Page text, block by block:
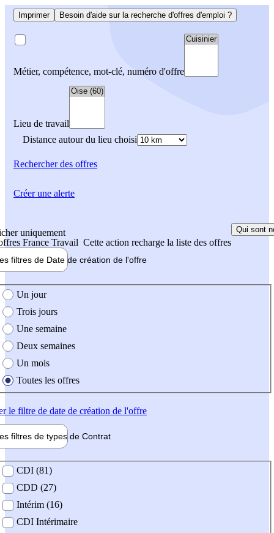
Imprimer Besoin d'aide sur la recherche d'offres d'emploi ?
Métier, compétence, mot-clé, numéro d'offre
Lieu de travail
Distance autour du lieu choisi
Rechercherdes offres
uniquement
France Travail Cette action recharge la liste des offres
Qui sont
filtres de Date de création de l'offre
création de l'offre
Un jour
Trois jours
Une semaine
Deux semaines
Un mois
Toutes les offres
le filtre de date de création de l'offre
filtres de types de Contrat
contrat
CDI (81)
CDD (27)
Intérim (16)
CDI Intérimaire
Créer une alerte